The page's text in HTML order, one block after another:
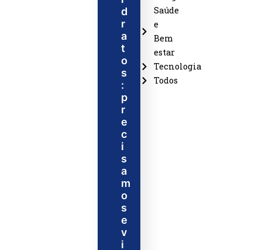
d
r
a
t
o
s
:
p
r
e
c
i
s
a
m
o
s
e
v
i
Saúde
e
Bem
estar
Tecnologia
Todos